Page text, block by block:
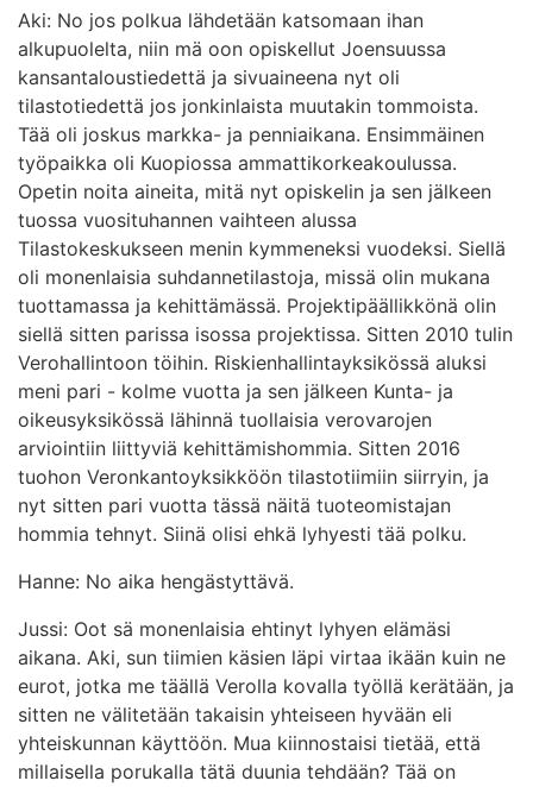
Aki: No jos polkua lähdetään katsomaan ihan
alkupuolelta, niin mä oon opiskellut Joensuussa
kansantaloustiedettä ja sivuaineena nyt oli
tilastotiedettä jos jonkinlaista muutakin tommoista.
Tää oli joskus markka- ja penniaikana. Ensimmäinen
työpaikka oli Kuopiossa ammattikorkeakoulussa.
Opetin noita aineita, mitä nyt opiskelin ja sen jälkeen
tuossa vuosituhannen vaihteen alussa
Tilastokeskukseen menin kymmeneksi vuodeksi. Siellä
oli monenlaisia suhdannetilastoja, missä olin mukana
tuottamassa ja kehittämässä. Projektipäällikkönä olin
siellä sitten parissa isossa projektissa. Sitten 2010 tulin
Verohallintoon töihin. Riskienhallintayksikössä aluksi
meni pari - kolme vuotta ja sen jälkeen Kunta- ja
oikeusyksikössä lähinnä tuollaisia verovarojen
arviointiin liittyviä kehittämishommia. Sitten 2016
tuohon Veronkantoyksikköön tilastotiimiin siirryin, ja
nyt sitten pari vuotta tässä näitä tuoteomistajan
hommia tehnyt. Siinä olisi ehkä lyhyesti tää polku.
Hanne: No aika hengästyttävä.
Jussi: Oot sä monenlaisia ehtinyt lyhyen elämäsi
aikana. Aki, sun tiimien käsien läpi virtaa ikään kuin ne
eurot, jotka me täällä Verolla kovalla työllä kerätään, ja
sitten ne välitetään takaisin yhteiseen hyvään eli
yhteiskunnan käyttöön. Mua kiinnostaisi tietää, että
millaisella porukalla tätä duunia tehdään? Tää on